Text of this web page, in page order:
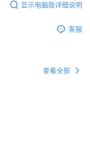
显示电脑版详细说明
客服
查看全部